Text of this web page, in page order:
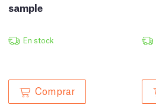
sample
En stock
Comprar